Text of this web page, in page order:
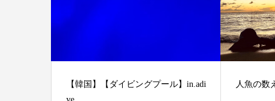
【韓国】【ダイビングプール】in.adi
人魚の数